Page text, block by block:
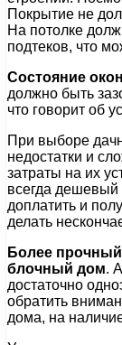
Покрытие не
На потолке
подтеков, что
Состояние
должно быть
что говорит об
При выборе
недостатки и
затраты на их
всегда
доплатить и
делать
Более
блочный дом.
достаточно
обратить
дома, на